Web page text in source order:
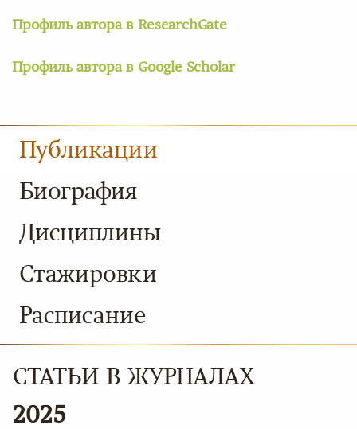
Профиль автора в ResearchGate
Профиль автора в Google Scholar
Публикации
Биография
Дисциплины
Стажировки
Расписание
СТАТЬИ В ЖУРНАЛАХ
2025